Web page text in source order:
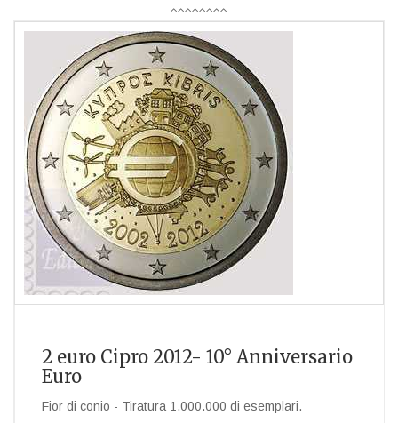
2 euro Cipro 2012- 10° Anniversario
Euro
Fior di conio - Tiratura 1.000.000 di esemplari.